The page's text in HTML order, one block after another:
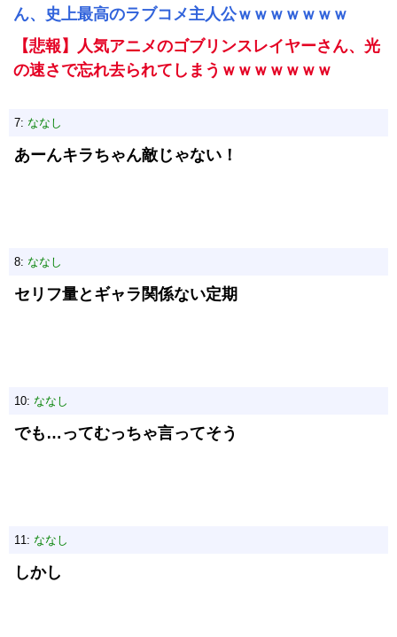
ん、史上最高のラブコメ主人公ｗｗｗｗｗｗｗ
【悲報】人気アニメのゴブリンスレイヤーさん、光
の速さで忘れ去られてしまうｗｗｗｗｗｗｗ
7: ななし
あーんキラちゃん敵じゃない！
8: ななし
セリフ量とギャラ関係ない定期
10: ななし
でも…ってむっちゃ言ってそう
11: ななし
しかし